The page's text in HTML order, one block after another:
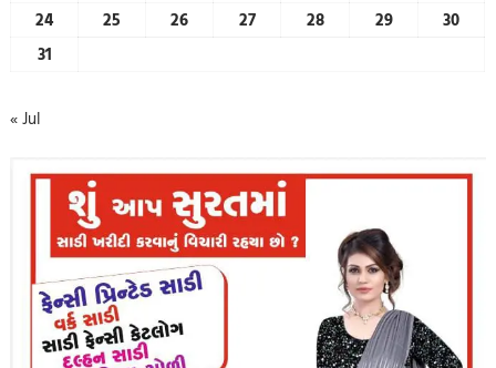
24
25 26 27 28 29
30
31
« Jul